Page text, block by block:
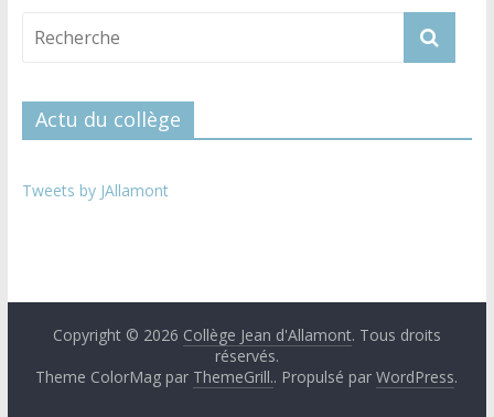
Actu du collège
Tweets by JAllamont
Copyright © 2026 Collège Jean d'Allamont. Tous droits
réservés.
Theme ColorMag par ThemeGrill.. Propulsé parWordPress.